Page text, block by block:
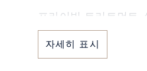
프라이빗 트리트먼트
어, 투숙객은 배려 깊
으로 전환할 수 있습
처 의식은 감각적 풍
자세히 표시